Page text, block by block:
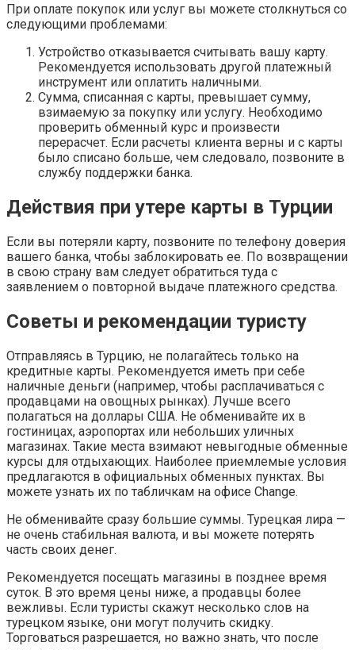
При оплате покупок или услуг вы можете столкнуться со
следующими проблемами:
Устройство отказывается считывать вашу карту.
Рекомендуется использовать другой платежный
инструмент или оплатить наличными.
Сумма, списанная с карты, превышает сумму,
взимаемую за покупку или услугу. Необходимо
проверить обменный курс и произвести
перерасчет. Если расчеты клиента верны и с карты
было списано больше, чем следовало, позвоните в
службу поддержки банка.
Действия при утере карты в Турции
Если вы потеряли карту, позвоните по телефону доверия
вашего банка, чтобы заблокировать ее. По возвращении
в свою страну вам следует обратиться туда с
заявлением о повторной выдаче платежного средства.
Советы и рекомендации туристу
Отправляясь в Турцию, не полагайтесь только на
кредитные карты. Рекомендуется иметь при себе
наличные деньги (например, чтобы расплачиваться с
продавцами на овощных рынках). Лучше всего
полагаться на доллары США. Не обменивайте их в
гостиницах, аэропортах или небольших уличных
магазинах. Такие места взимают невыгодные обменные
курсы для отдыхающих. Наиболее приемлемые условия
предлагаются в официальных обменных пунктах. Вы
можете узнать их по табличкам на офисе Change.
Не обменивайте сразу большие суммы. Турецкая лира —
не очень стабильная валюта, и вы можете потерять
часть своих денег.
Рекомендуется посещать магазины в позднее время
суток. В это время цены ниже, а продавцы более
вежливы. Если туристы скажут несколько слов на
турецком языке, они могут получить скидку.
Торговаться разрешается, но важно знать, что после